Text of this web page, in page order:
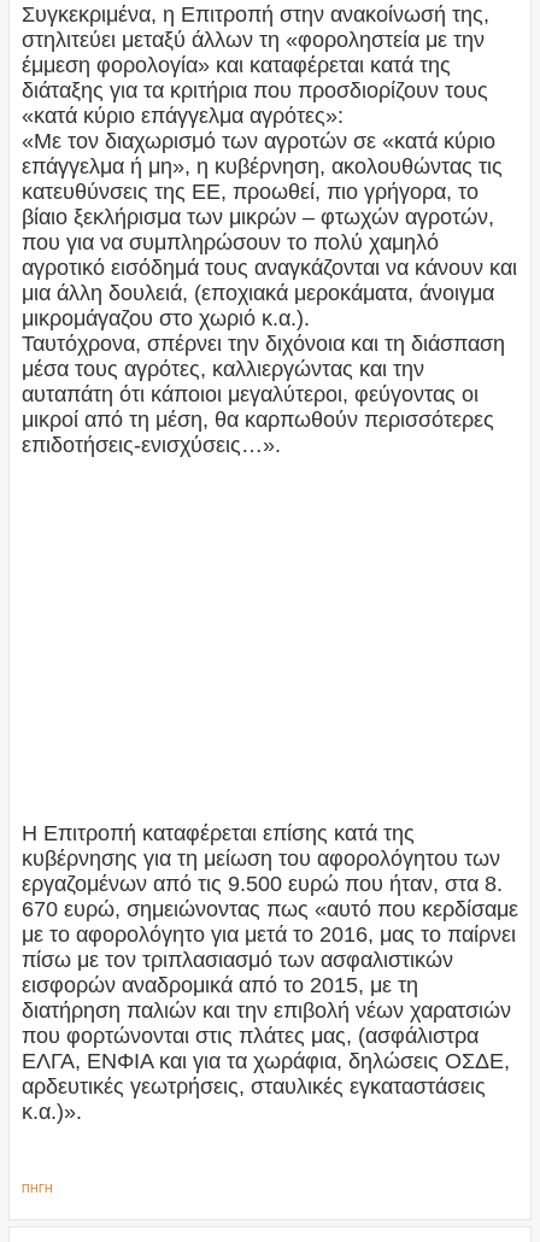
Συγκεκριμένα, η Επιτροπή στην ανακοίνωσή της,
στηλιτεύει μεταξύ άλλων τη «φοροληστεία με την
έμμεση φορολογία» και καταφέρεται κατά της
διάταξης για τα κριτήρια που προσδιορίζουν τους
«κατά κύριο επάγγελμα αγρότες»:
«Με τον διαχωρισμό των αγροτών σε «κατά κύριο
επάγγελμα ή μη», η κυβέρνηση, ακολουθώντας τις
κατευθύνσεις της ΕΕ, προωθεί, πιο γρήγορα, το
βίαιο ξεκλήρισμα των μικρών – φτωχών αγροτών,
που για να συμπληρώσουν το πολύ χαμηλό
αγροτικό εισόδημά τους αναγκάζονται να κάνουν και
μια άλλη δουλειά, (εποχιακά μεροκάματα, άνοιγμα
μικρομάγαζου στο χωριό κ.α.).
Ταυτόχρονα, σπέρνει την διχόνοια και τη διάσπαση
μέσα τους αγρότες, καλλιεργώντας και την
αυταπάτη ότι κάποιοι μεγαλύτεροι, φεύγοντας οι
μικροί από τη μέση, θα καρπωθούν περισσότερες
επιδοτήσεις-ενισχύσεις…».
Η Επιτροπή καταφέρεται επίσης κατά της
κυβέρνησης για τη μείωση του αφορολόγητου των
εργαζομένων από τις 9.500 ευρώ που ήταν, στα 8.
670 ευρώ, σημειώνοντας πως «αυτό που κερδίσαμε
με το αφορολόγητο για μετά το 2016, μας το παίρνει
πίσω με τον τριπλασιασμό των ασφαλιστικών
εισφορών αναδρομικά από το 2015, με τη
διατήρηση παλιών και την επιβολή νέων χαρατσιών
που φορτώνονται στις πλάτες μας, (ασφάλιστρα
ΕΛΓΑ, ΕΝΦΙΑ και για τα χωράφια, δηλώσεις ΟΣΔΕ,
αρδευτικές γεωτρήσεις, σταυλικές εγκαταστάσεις
κ.α.)».
ΠΗΓΗ